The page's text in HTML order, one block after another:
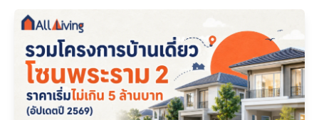
คนอยากซื้อบ้านในงบที่จับต้องได้จร